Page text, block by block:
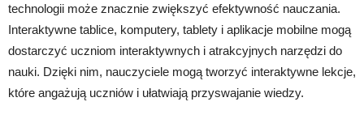
technologii może znacznie zwiększyć efektywność nauczania.
Interaktywne tablice, komputery, tablety i aplikacje mobilne mogą
dostarczyć uczniom interaktywnych i atrakcyjnych narzędzi do
nauki. Dzięki nim, nauczyciele mogą tworzyć interaktywne lekcje,
które angażują uczniów i ułatwiają przyswajanie wiedzy.